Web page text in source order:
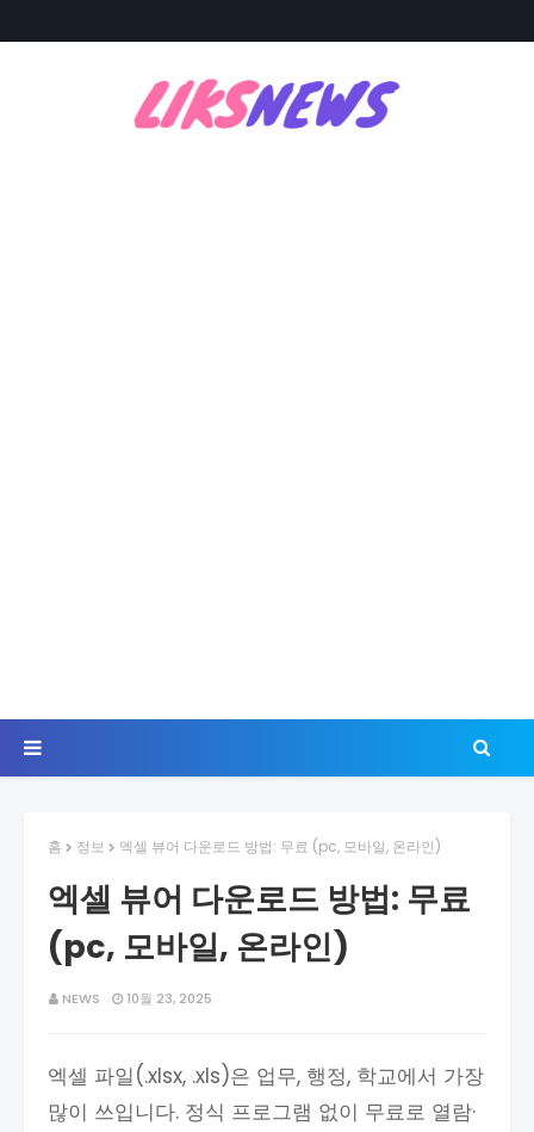
홈 정보 엑셀 뷰어 다운로드 방법: 무료 (pc, 모바일, 온라인)
엑셀 뷰어 다운로드 방법: 무료
(pc, 모바일, 온라인)
NEWS 10월 23, 2025
엑셀 파일(.xlsx, .xls)은 업무, 행정, 학교에서 가장
많이 쓰입니다. 정식 프로그램 없이 무료로 열람·